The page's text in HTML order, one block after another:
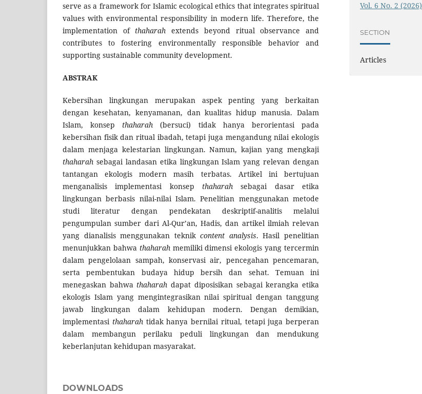
serve as a framework for Islamic ecological ethics that integrates spiritual
values with environmental responsibility in modern life. Therefore, the
implementation of thaharah extends beyond ritual observance and
contributes to fostering environmentally responsible behavior and
supporting sustainable community development.
ABSTRAK
Kebersihan lingkungan merupakan aspek penting yang berkaitan
dengan kesehatan, kenyamanan, dan kualitas hidup manusia. Dalam
Islam, konsep thaharah (bersuci) tidak hanya berorientasi pada
kebersihan fisik dan ritual ibadah, tetapi juga mengandung nilai ekologis
dalam menjaga kelestarian lingkungan. Namun, kajian yang mengkaji
thaharah sebagai landasan etika lingkungan Islam yang relevan dengan
tantangan ekologis modern masih terbatas. Artikel ini bertujuan
menganalisis implementasi konsep thaharah sebagai dasar etika
lingkungan berbasis nilai-nilai Islam. Penelitian menggunakan metode
studi literatur dengan pendekatan deskriptif-analitis melalui
pengumpulan sumber dari Al-Qur’an, Hadis, dan artikel ilmiah relevan
yang dianalisis menggunakan teknikcontent analysis. Hasil penelitian
menunjukkan bahwa thaharahmemiliki dimensi ekologis yang tercermin
dalam pengelolaan sampah, konservasi air, pencegahan pencemaran,
serta pembentukan budaya hidup bersih dan sehat. Temuan ini
menegaskan bahwa thaharah dapat diposisikan sebagai kerangka etika
ekologis Islam yang mengintegrasikan nilai spiritual dengan tanggung
jawab lingkungan dalam kehidupan modern. Dengan demikian,
implementasi thaharahtidak hanya bernilai ritual, tetapi juga berperan
dalam membangun perilaku peduli lingkungan dan mendukung
keberlanjutan kehidupan masyarakat.
DOWNLOADS
Vol. 6 No. 2 (2026)
SECTION
Articles